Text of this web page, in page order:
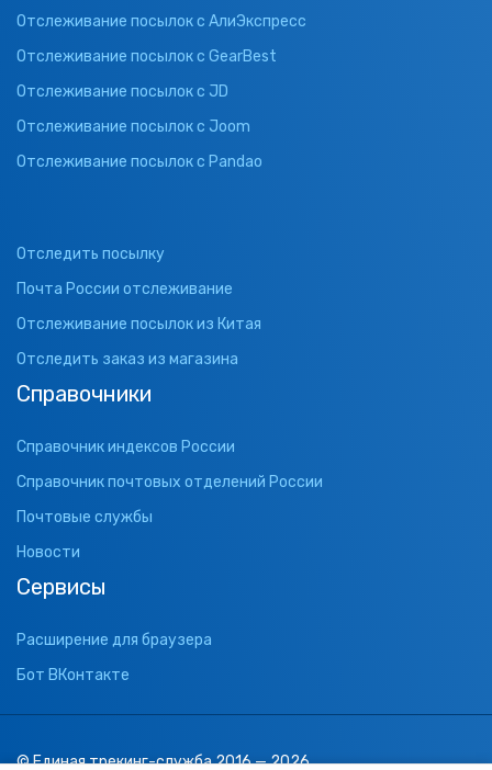
Отслеживание посылок с АлиЭкспресс
Отслеживание посылок с GearBest
Отслеживание посылок с JD
Отслеживание посылок с Joom
Отслеживание посылок с Pandao
Отследить посылку
Почта России отслеживание
Отслеживание посылок из Китая
Отследить заказ из магазина
Справочники
Справочник индексов России
Справочник почтовых отделений России
Почтовые службы
Новости
Сервисы
Расширение для браузера
Бот ВКонтакте
© Единая трекинг-служба 2016 — 2026